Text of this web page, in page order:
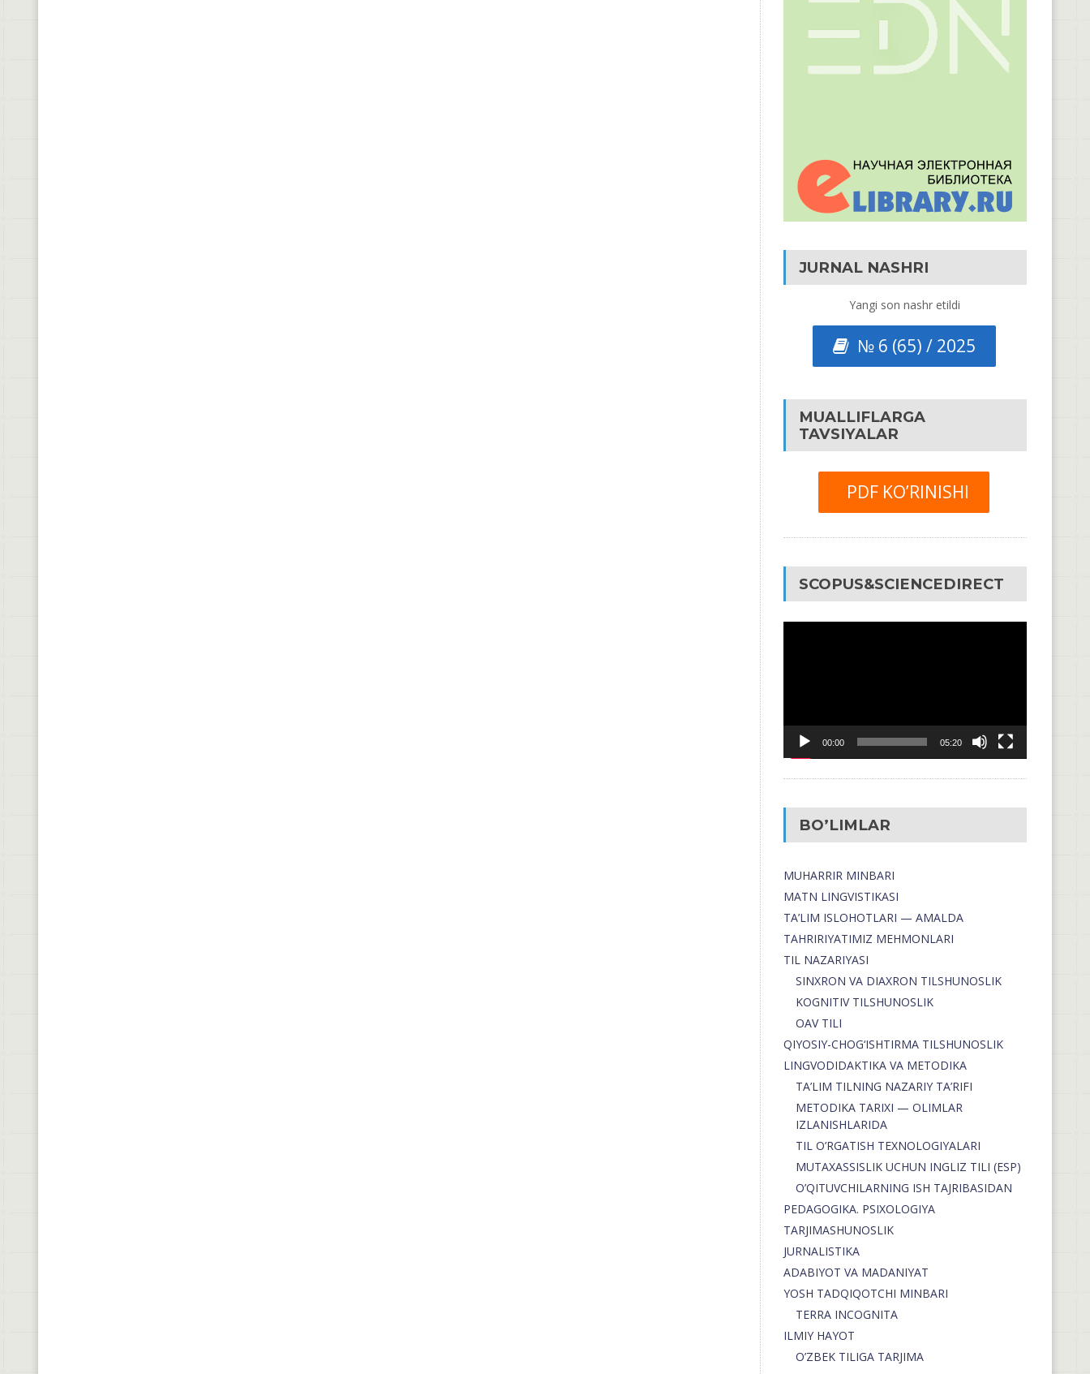
JURNAL NASHRI
Yangi son nashr etildi
№ 6 (65) / 2025
MUALLIFLARGA
TAVSIYALAR
PDF KO’RINISHI
SCOPUS&SCIENCEDIRECT
00:00 05:20
BO’LIMLAR
MUHARRIR MINBARI
MATN LINGVISTIKASI
TA’LIM ISLOHOTLARI — AMALDA
TAHRIRIYATIMIZ MEHMONLARI
TIL NAZARIYASI
SINXRON VA DIAXRON TILSHUNOSLIK
KOGNITIV TILSHUNOSLIK
OAV TILI
QIYOSIY-CHOG‘ISHTIRMA TILSHUNOSLIK
LINGVODIDAKTIKA VA METODIKA
TA’LIM TILNING NAZARIY TA’RIFI
METODIKA TARIXI — OLIMLAR
IZLANISHLARIDA
TIL O’RGATISH TEXNOLOGIYALARI
MUTAXASSISLIK UCHUN INGLIZ TILI (ESP)
O’QITUVCHILARNING ISH TAJRIBASIDAN
PEDAGOGIKA. PSIXOLOGIYA
TARJIMASHUNOSLIK
JURNALISTIKA
ADABIYOT VA MADANIYAT
YOSH TADQIQOTCHI MINBARI
TERRA INCOGNITA
ILMIY HAYOT
O’ZBEK TILIGA TARJIMA